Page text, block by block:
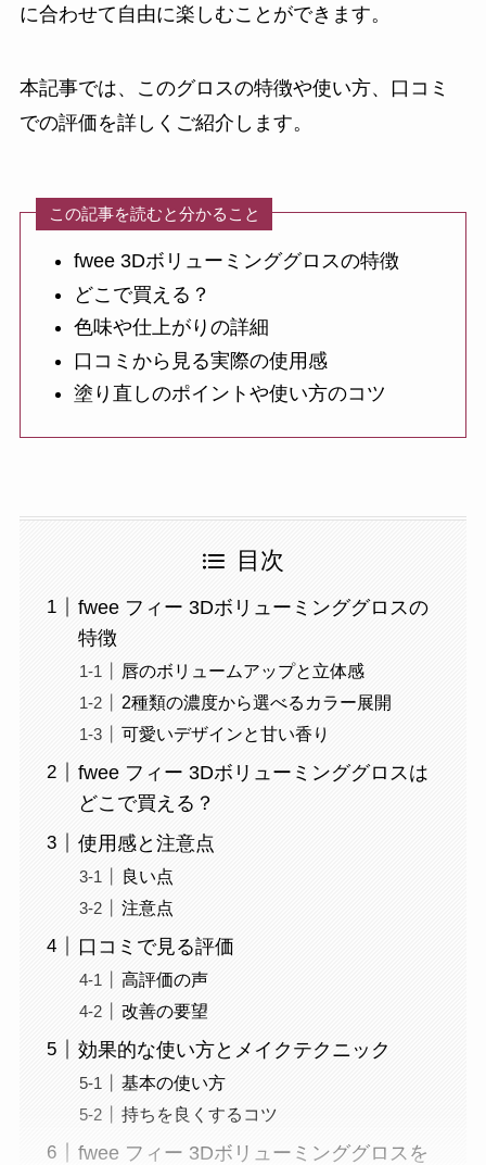
に合わせて自由に楽しむことができます。
本記事では、このグロスの特徴や使い方、口コミ
での評価を詳しくご紹介します。
この記事を読むと分かること
fwee 3Dボリューミンググロスの特徴
どこで買える？
色味や仕上がりの詳細
口コミから見る実際の使用感
塗り直しのポイントや使い方のコツ
目次
fwee フィー 3Dボリューミンググロスの
特徴
唇のボリュームアップと立体感
2種類の濃度から選べるカラー展開
可愛いデザインと甘い香り
fwee フィー 3Dボリューミンググロスは
どこで買える？
使用感と注意点
良い点
注意点
口コミで見る評価
高評価の声
改善の要望
効果的な使い方とメイクテクニック
基本の使い方
持ちを良くするコツ
fwee フィー 3Dボリューミンググロスを